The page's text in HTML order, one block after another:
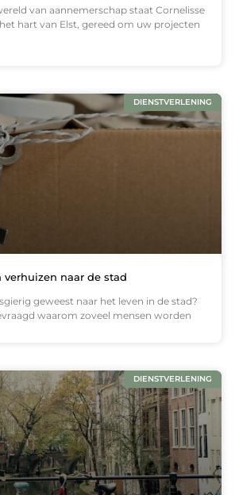
van aannemerschap staat Cornelisse
hart van Elst, gereed om uw projecten
DIENSTVERLENING
verhuizen naar de stad
geweest naar het leven in de stad?
waarom zoveel mensen worden
DIENSTVERLENING